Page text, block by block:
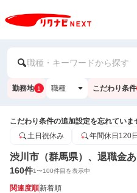
職種・キーワードから探す
勤務地 1 職種 こだわり条件
こだわり条件の追加設定を忘れていま
土日祝休み
年間休日120
渋川市（群馬県）、退職金
160件1〜100件目を表示中
関連度順新着順